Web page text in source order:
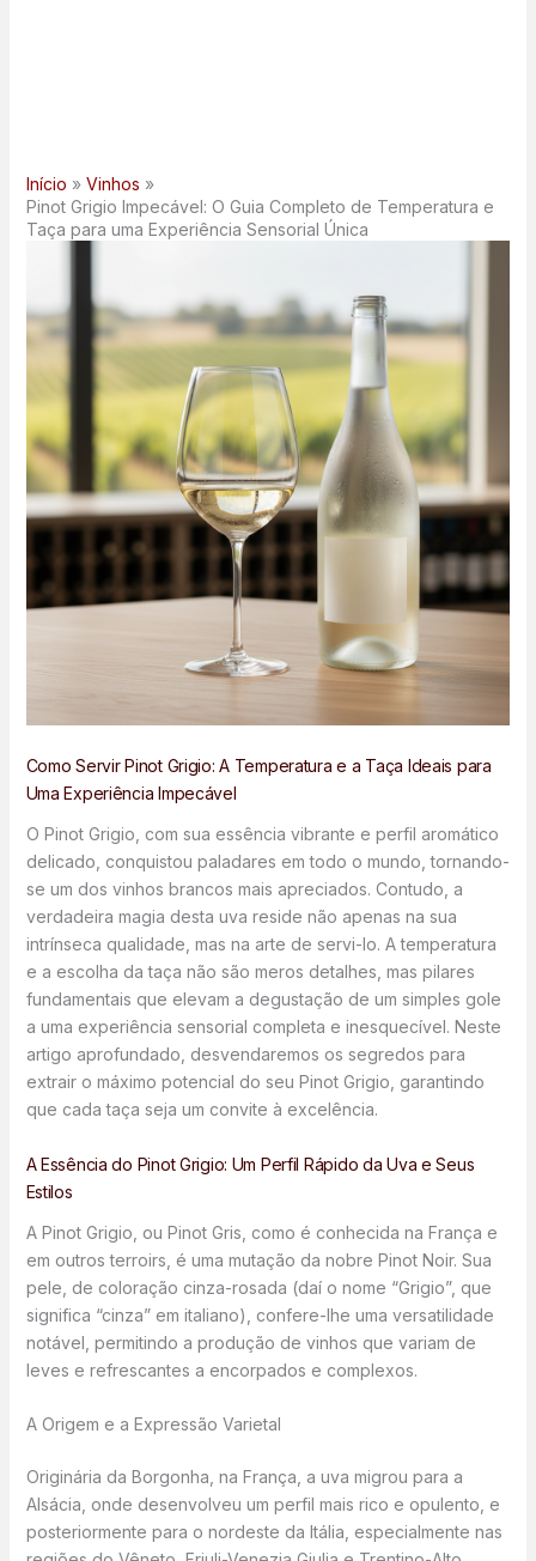
Início
Vinhos
Pinot Grigio Impecável: O Guia Completo de Temperatura e
Taça para uma Experiência Sensorial Única
Como Servir Pinot Grigio: A Temperatura e a Taça Ideais para
Uma Experiência Impecável
O Pinot Grigio, com sua essência vibrante e perfil aromático
delicado, conquistou paladares em todo o mundo, tornando-
se um dos vinhos brancos mais apreciados. Contudo, a
verdadeira magia desta uva reside não apenas na sua
intrínseca qualidade, mas na arte de servi-lo. A temperatura
e a escolha da taça não são meros detalhes, mas pilares
fundamentais que elevam a degustação de um simples gole
a uma experiência sensorial completa e inesquecível. Neste
artigo aprofundado, desvendaremos os segredos para
extrair o máximo potencial do seu Pinot Grigio, garantindo
que cada taça seja um convite à excelência.
A Essência do Pinot Grigio: Um Perfil Rápido da Uva e Seus
Estilos
A Pinot Grigio, ou Pinot Gris, como é conhecida na França e
em outros terroirs, é uma mutação da nobre Pinot Noir. Sua
pele, de coloração cinza-rosada (daí o nome “Grigio”, que
significa “cinza” em italiano), confere-lhe uma versatilidade
notável, permitindo a produção de vinhos que variam de
leves e refrescantes a encorpados e complexos.
A Origem e a Expressão Varietal
Originária da Borgonha, na França, a uva migrou para a
Alsácia, onde desenvolveu um perfil mais rico e opulento, e
posteriormente para o nordeste da Itália, especialmente nas